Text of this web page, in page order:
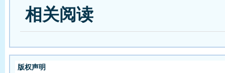
相关阅读
版权声明